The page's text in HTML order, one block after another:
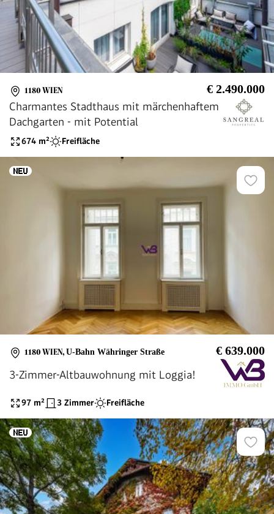
1180 WIEN € 2.490.000
Charmantes Stadthaus mit märchenhaftem
Dachgarten - mit Potential
674 m² Freifläche
1180 WIEN, U-Bahn Währinger Straße € 639.000
3-Zimmer-Altbauwohnung mit Loggia!
97 m² 3 Zimmer Freifläche